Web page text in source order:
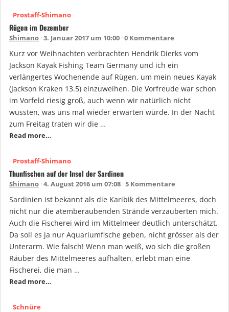
Prostaff-Shimano
Rügen im Dezember
Shimano 3. Januar 2017 um 10:00 0 Kommentare
Kurz vor Weihnachten verbrachten Hendrik Dierks vom
Jackson Kayak Fishing Team Germany und ich ein
verlängertes Wochenende auf Rügen, um mein neues Kayak
(Jackson Kraken 13.5) einzuweihen. Die Vorfreude war schon
im Vorfeld riesig groß, auch wenn wir natürlich nicht
wussten, was uns mal wieder erwarten würde. In der Nacht
zum Freitag traten wir die …
Read more…
Prostaff-Shimano
Thunfischen auf der Insel der Sardinen
Shimano 4. August 2016 um 07:08 5 Kommentare
Sardinien ist bekannt als die Karibik des Mittelmeeres, doch
nicht nur die atemberaubenden Strände verzauberten mich.
Auch die Fischerei wird im Mittelmeer deutlich unterschätzt.
Da soll es ja nur Aquariumfische geben, nicht grösser als der
Unterarm. Wie falsch! Wenn man weiß, wo sich die großen
Räuber des Mittelmeeres aufhalten, erlebt man eine
Fischerei, die man …
Read more…
Schnüre